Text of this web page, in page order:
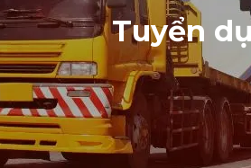
Đắk Lắk Bình Phước
Gia Lai
Kon Tum
Tuyển